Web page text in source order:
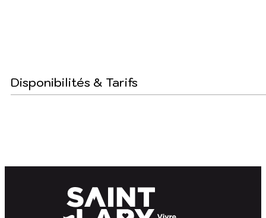
Disponibilités & Tarifs